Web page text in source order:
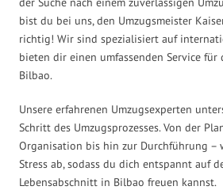
bist du bei uns, den Umzugsmeister
richtig! Wir sind spezialisiert auf
bieten dir einen umfassenden Service für
Bilbao.
Unsere erfahrenen Umzugsexperten
Schritt des Umzugsprozesses. Von der
Organisation bis hin zur Durchführung –
Stress ab, sodass du dich entspannt auf
Lebensabschnitt in Bilbao freuen kannst.